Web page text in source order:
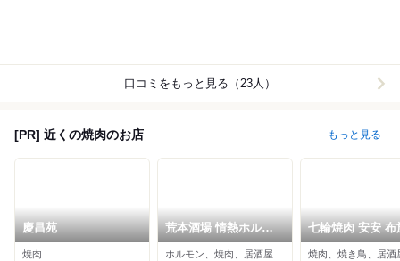
口コミをもっと見る（23人）
[PR] 近くの焼肉のお店 もっと見る
慶昌苑
焼肉
荒本酒場 情熱ホルモ
ン
ホルモン、焼肉、居酒屋
七輪焼肉 安安 布
焼肉、焼き鳥、居酒